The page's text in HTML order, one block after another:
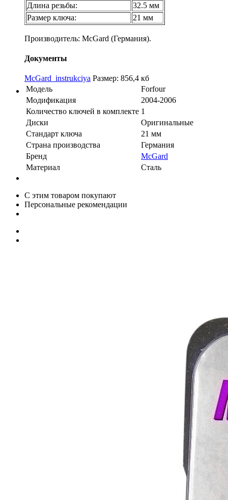
Длина резьбы:
32.5 мм
Размер ключа:
21 мм
Производитель: McGard (Германия).
Документы
McGard_instrukciya Размер: 856,4 кб
Модель
Forfour
Модификация
2004-2006
Количество ключей в комплекте 1
Диски
Оригинальные
Стандарт ключа
21 мм
Страна производства
Германия
Бренд
McGard
Материал
Сталь
С этим товаром покупают
Персональные рекомендации